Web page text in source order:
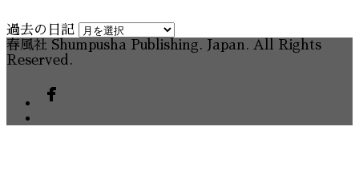
過去の日記
春風社 Shumpusha Publishing. Japan. All Rights
Reserved.